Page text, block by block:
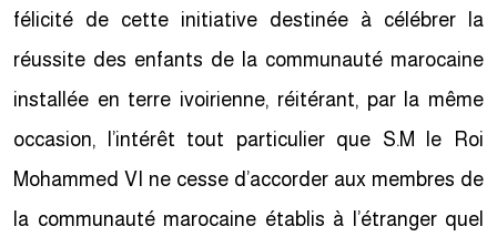
félicité de cette initiative destinée à célébrer la
réussite des enfants de la communauté marocaine
installée en terre ivoirienne, réitérant, par la même
occasion, l’intérêt tout particulier que S.M le Roi
Mohammed VI ne cesse d’accorder aux membres de
la communauté marocaine établis à l’étranger quel